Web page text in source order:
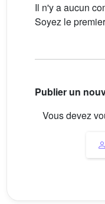
Il n'y a aucun
Soyez le
Publier un
Vous devez